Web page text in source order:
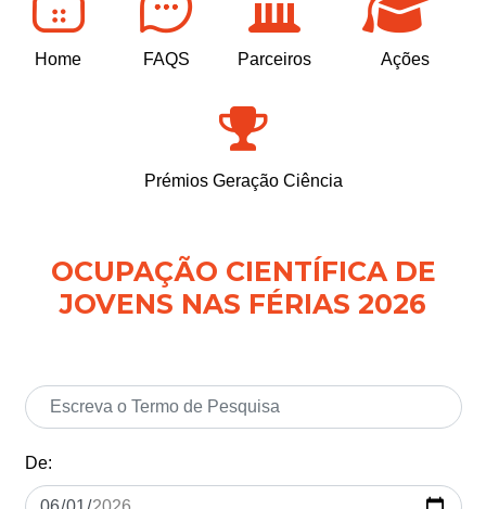
Home FAQS Parceiros Ações
Prémios Geração Ciência
OCUPAÇÃO CIENTÍFICA DE
JOVENS NAS FÉRIAS 2026
De: